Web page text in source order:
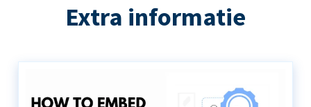
Extra informatie